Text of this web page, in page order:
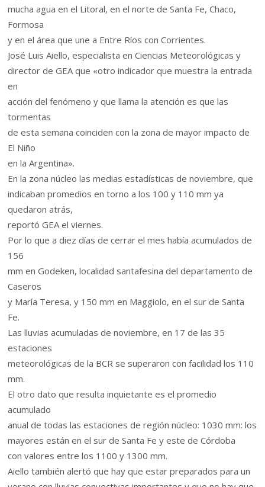
mucha agua en el Litoral, en el norte de Santa Fe, Chaco,
Formosa
y en el área que une a Entre Ríos con Corrientes.
José Luis Aiello, especialista en Ciencias Meteorológicas y
director de GEA que «otro indicador que muestra la entrada
en
acción del fenómeno y que llama la atención es que las
tormentas
de esta semana coinciden con la zona de mayor impacto de
El Niño
en la Argentina».
En la zona núcleo las medias estadísticas de noviembre, que
indicaban promedios en torno a los 100 y 110 mm ya
quedaron atrás,
reportó GEA el viernes.
Por lo que a diez días de cerrar el mes había acumulados de
156
mm en Godeken, localidad santafesina del departamento de
Caseros
y María Teresa, y 150 mm en Maggiolo, en el sur de Santa
Fe.
Las lluvias acumuladas de noviembre, en 17 de las 35
estaciones
meteorológicas de la BCR se superaron con facilidad los 110
mm.
El otro dato que resulta inquietante es el promedio
acumulado
anual de todas las estaciones de región núcleo: 1030 mm: los
mayores están en el sur de Santa Fe y este de Córdoba
con valores entre los 1100 y 1300 mm.
Aiello también alertó que hay que estar preparados para un